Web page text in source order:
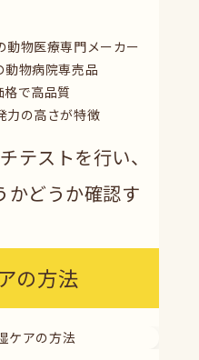
動物医療専門メーカー
動物病院専売品
格で高品質
力の高さが特徴
テストを行い、
かどうか確認す
の方法